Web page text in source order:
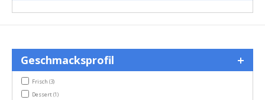
Geschmacksprofil
Frisch(3)items
Dessert(1)item